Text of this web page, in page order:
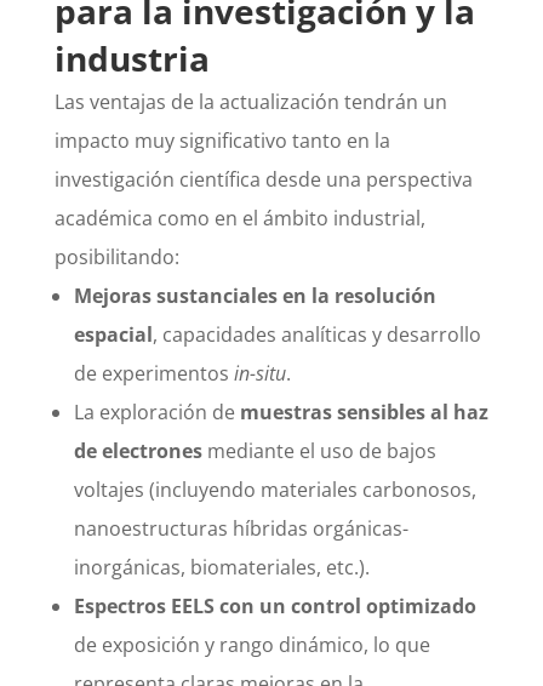
para la investigación y la
industria
Las ventajas de la actualización tendrán un
impacto muy significativo tanto en la
investigación científica desde una perspectiva
académica como en el ámbito industrial,
posibilitando:
Mejoras sustanciales en la resolución
espacial, capacidades analíticas y desarrollo
de experimentos in-situ.
La exploración de muestras sensibles al haz
de electronesmediante el uso de bajos
voltajes (incluyendo materiales carbonosos,
nanoestructuras híbridas orgánicas-
inorgánicas, biomateriales, etc.).
Espectros EELS con un control optimizado
de exposición y rango dinámico, lo que